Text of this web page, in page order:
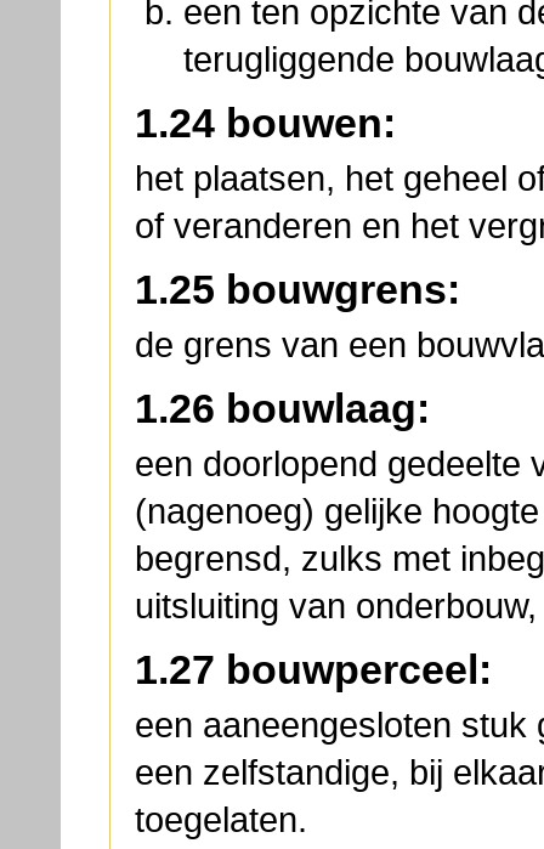
een ten opzichte van
terugliggende
1.24 bouwen:
het plaatsen, het geheel
of veranderen en het
1.25 bouwgrens:
de grens van een
1.26 bouwlaag:
een doorlopend gedeelte
(nagenoeg) gelijke
begrensd, zulks met
uitsluiting van
1.27 bouwperceel:
een aaneengesloten
een zelfstandige, bij
toegelaten.